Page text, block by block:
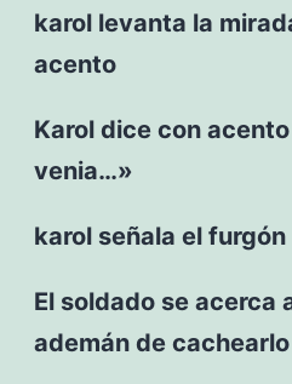
karol levanta la
acento
Karol dice con
venia…»
karol señala el furgón
El soldado se acerca
ademán de cachearlo